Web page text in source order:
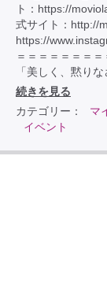
ト：https://
式サイト：http://
https://
＝＝＝＝＝＝＝
「美しく、黙り
続きを見る
カテゴリー：
マ
イベント